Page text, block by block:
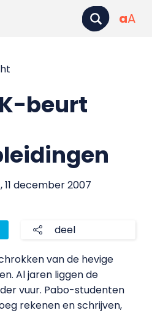
aA
beurt
, 11 december 2007
deel
van de hevige
Al jaren liggen de
vuur. Pabo-studenten
rekenen en schrijven,